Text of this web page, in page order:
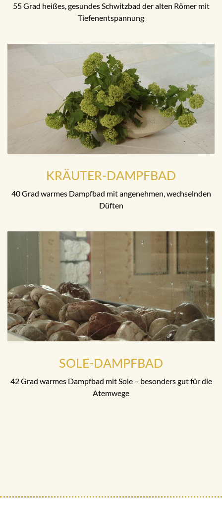
55 Grad heißes, gesundes Schwitzbad der alten Römer mit
Tiefenentspannung
KRÄUTER-DAMPFBAD
40 Grad warmes Dampfbad mit angenehmen, wechselnden
Düften
SOLE-DAMPFBAD
42 Grad warmes Dampfbad mit Sole – besonders gut für die
Atemwege